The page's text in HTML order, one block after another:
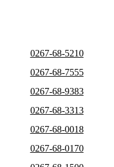
0267-68-5210
0267-68-7555
0267-68-9383
0267-68-3313
0267-68-0018
0267-68-0170